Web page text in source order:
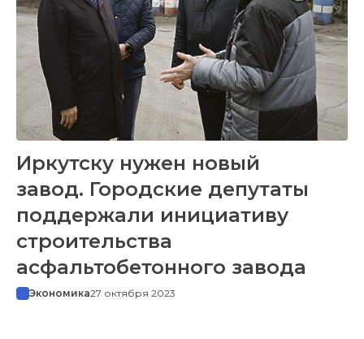
Иркутску нужен новый
завод. Городские депутаты
поддержали инициативу
строительства
асфальтобетонного завода
Экономика27 октября 2023